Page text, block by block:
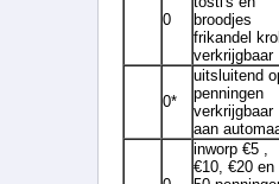
0
broodjes
frikandel
verkrijgbaar
0*
uitsluitend
penningen
verkrijgbaar
aan
inworp €5 ,
€10, €20 en